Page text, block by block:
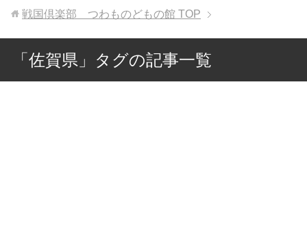
戦国倶楽部 つわものどもの館 TOP
「佐賀県」タグの記事一覧